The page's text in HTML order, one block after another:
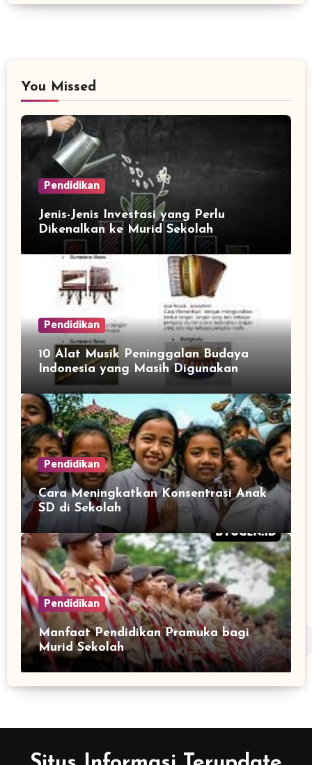
You Missed
Pendidikan
Jenis-Jenis Investasi yang Perlu
Dikenalkan ke Murid Sekolah
Pendidikan
10 Alat Musik Peninggalan Budaya
Indonesia yang Masih Digunakan
Pendidikan
Cara Meningkatkan Konsentrasi Anak
SD di Sekolah
Pendidikan
Manfaat Pendidikan Pramuka bagi
Murid Sekolah